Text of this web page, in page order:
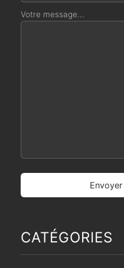
Votre message...
CATÉGORIES